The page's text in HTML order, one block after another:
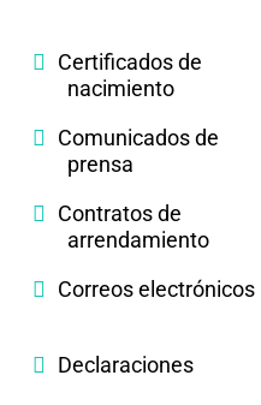
Certificados de
nacimiento
Comunicados de
prensa
Contratos de
arrendamiento
Correos electrónicos
Declaraciones